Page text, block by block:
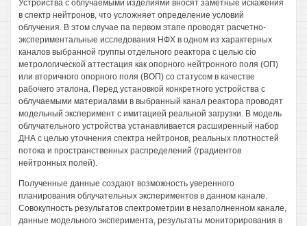
Устройства с облучаемыми изделиями вносят заметные искажения
в спектр нейтронов, что усложняет определение условий
облучения. В этом случае па первом этапе проводят расчетно-
экспериментальные исследования НФХ в одном из характерных
каналов выбранной группы отдельного реактора с целью cío
метрологической аттестация как опорного нейтронного поля (ОП)
или вторичного опорного поля (ВОП) со статусом в качестве
рабочего эталона. Перед установкой конкретного устройства с
облучаемыми материалами в выбранный канал реактора проводят
модельный эксперимент с имитацией реальной загрузки. В модель
облучательного устройства устанавливается расширенный набор
ДНА с целью уточнения спектра нейтронов, реальных плотностей
потока и пространственных распределений (градиентов
нейтронных полей).
Полученные данные создают возможность уверенного
планирования облучательных экспериментов в данном канале.
Совокупность результатов спектрометрии в незаполненном канале,
данные модельного эксперимента, результаты мониторирования в